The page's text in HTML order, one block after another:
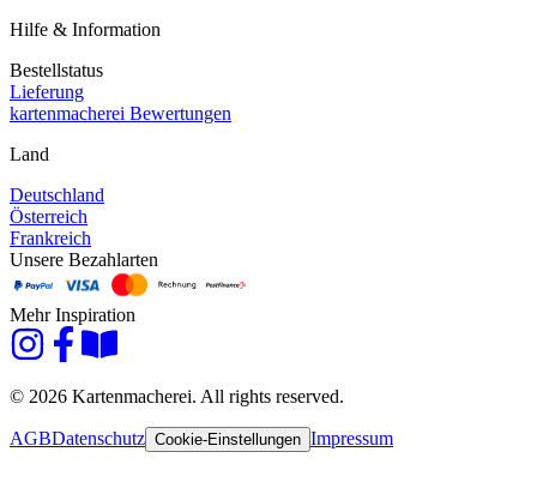
Hilfe & Information
Bestellstatus
Lieferung
kartenmacherei Bewertungen
Land
Deutschland
Österreich
Frankreich
Unsere Bezahlarten
Mehr Inspiration
© 2026 Kartenmacherei. All rights reserved.
AGBDatenschutz Cookie-Einstellungen Impressum